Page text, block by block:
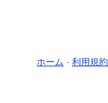
ホーム - 利用規約